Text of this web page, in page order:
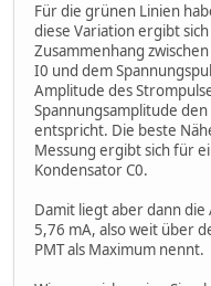
Für die grünen Linien
diese Variation ergibt
Zusammenhang
I0 und dem
Amplitude des
Spannungsamplitude
entspricht. Die beste
Messung ergibt sich für
Kondensator C0.
Damit liegt aber dann
5,76 mA, also weit über
PMT als Maximum nennt.